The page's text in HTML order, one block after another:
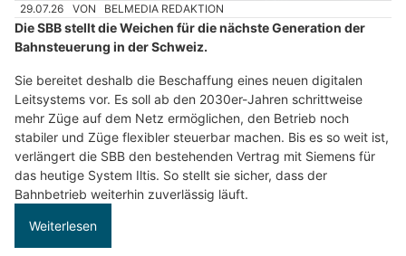
29.07.26 VON BELMEDIA REDAKTION
Die SBB stellt die Weichen für die nächste Generation der
Bahnsteuerung in der Schweiz.
Sie bereitet deshalb die Beschaffung eines neuen digitalen
Leitsystems vor. Es soll ab den 2030er-Jahren schrittweise
mehr Züge auf dem Netz ermöglichen, den Betrieb noch
stabiler und Züge flexibler steuerbar machen. Bis es so weit ist,
verlängert die SBB den bestehenden Vertrag mit Siemens für
das heutige System Iltis. So stellt sie sicher, dass der
Bahnbetrieb weiterhin zuverlässig läuft.
Weiterlesen